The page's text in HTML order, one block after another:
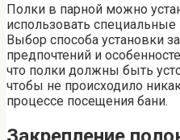
Полки в парной можно
использовать
Выбор способа установки
предпочтений и
что полки должны быть
чтобы не происходило
процессе посещения бани.